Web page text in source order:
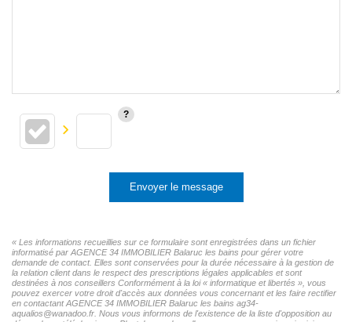
Envoyer le message
« Les informations recueillies sur ce formulaire sont enregistrées dans un fichier
informatisé par AGENCE 34 IMMOBILIER Balaruc les bains pour gérer votre
demande de contact. Elles sont conservées pour la durée nécessaire à la gestion de
la relation client dans le respect des prescriptions légales applicables et sont
destinées à nos conseillers Conformément à la loi « informatique et libertés », vous
pouvez exercer votre droit d'accès aux données vous concernant et les faire rectifier
en contactant AGENCE 34 IMMOBILIER Balaruc les bains ag34-
aqualios@wanadoo.fr. Nous vous informons de l'existence de la liste d'opposition au